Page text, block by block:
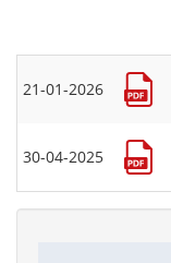
21-01-2026
30-04-2025